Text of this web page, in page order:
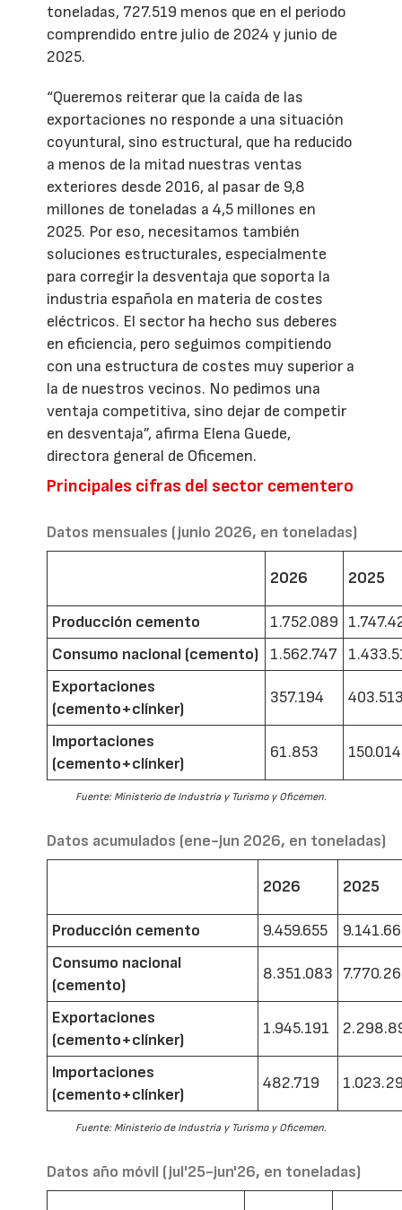
toneladas, 727.519 menos que en el periodo
comprendido entre julio de 2024 y junio de
2025.
“Queremos reiterar que la caída de las
exportaciones no responde a una situación
coyuntural, sino estructural, que ha reducido
a menos de la mitad nuestras ventas
exteriores desde 2016, al pasar de 9,8
millones de toneladas a 4,5 millones en
2025. Por eso, necesitamos también
soluciones estructurales, especialmente
para corregir la desventaja que soporta la
industria española en materia de costes
eléctricos. El sector ha hecho sus deberes
en eficiencia, pero seguimos compitiendo
con una estructura de costes muy superior a
la de nuestros vecinos. No pedimos una
ventaja competitiva, sino dejar de competir
en desventaja”, afirma Elena Guede,
directora general de Oficemen.
Principales cifras del sector cementero
Datos mensuales (junio 2026, en toneladas)
2026 2025
Producción cemento 1.752.089
Consumo nacional (cemento)
1.562.747
Exportaciones
(cemento+clínker)
357.194
Importaciones
(cemento+clínker)
61.853 150.014
Fuente: Ministerio de Industria y Turismo y Oficemen.
Datos acumulados (ene-jun 2026, en toneladas)
2026 2025
Producción cemento 9.459.655
Consumo nacional
(cemento)
8.351.083
Exportaciones
(cemento+clínker)
1.945.191
Importaciones
(cemento+clínker)
482.719
Fuente: Ministerio de Industria y Turismo y Oficemen.
Datos año móvil (jul'25-jun'26, en toneladas)